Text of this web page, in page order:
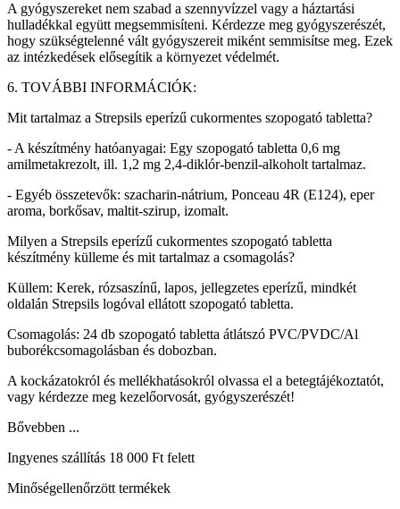
A gyógyszereket nem szabad a szennyvízzel vagy a háztartási
hulladékkal együtt megsemmisíteni. Kérdezze meg gyógyszerészét,
hogy szükségtelenné vált gyógyszereit miként semmisítse meg. Ezek
az intézkedések elősegítik a környezet védelmét.
6. TOVÁBBI INFORMÁCIÓK:
Mit tartalmaz a Strepsils eperízű cukormentes szopogató tabletta?
- A készítmény hatóanyagai: Egy szopogató tabletta 0,6 mg
amilmetakrezolt, ill. 1,2 mg 2,4-diklór-benzil-alkoholt tartalmaz.
- Egyéb összetevők: szacharin-nátrium, Ponceau 4R (E124), eper
aroma, borkősav, maltit-szirup, izomalt.
Milyen a Strepsils eperízű cukormentes szopogató tabletta
készítmény külleme és mit tartalmaz a csomagolás?
Küllem: Kerek, rózsaszínű, lapos, jellegzetes eperízű, mindkét
oldalán Strepsils logóval ellátott szopogató tabletta.
Csomagolás: 24 db szopogató tabletta átlátszó PVC/PVDC/Al
buborékcsomagolásban és dobozban.
A kockázatokról és mellékhatásokról olvassa el a betegtájékoztatót,
vagy kérdezze meg kezelőorvosát, gyógyszerészét!
Bővebben ...
Ingyenes szállítás 18 000 Ft felett
Minőségellenőrzött termékek